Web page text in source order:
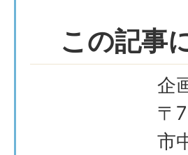
この記事
企
〒
市